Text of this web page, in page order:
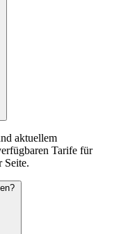
aktuellem
Tarife für
Seite.